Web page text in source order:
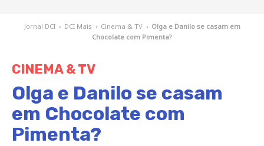
Jornal DCI › DCI Mais › Cinema & TV › Olga e Danilo se casam em
Chocolate com Pimenta?
CINEMA & TV
Olga e Danilo se casam
em Chocolate com
Pimenta?